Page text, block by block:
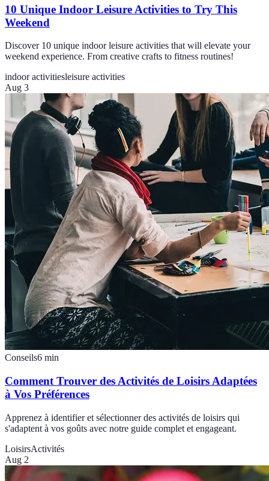
10 Unique Indoor Leisure Activities to Try This
Weekend
Discover 10 unique indoor leisure activities that will elevate your
weekend experience. From creative crafts to fitness routines!
indoor activitiesleisure activities
Aug 3
Conseils6 min
Comment Trouver des Activités de Loisirs Adaptées
à Vos Préférences
Apprenez à identifier et sélectionner des activités de loisirs qui
s'adaptent à vos goûts avec notre guide complet et engageant.
LoisirsActivités
Aug 2